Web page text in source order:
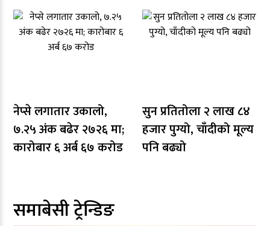
नेप्से लगातार उकालो,
७.२५ अंक बढेर २७२६ मा;
कारोबार ६ अर्ब ६७ करोड
सुन प्रतितोला २ लाख ८४
हजार पुग्यो, चाँदीको मूल्य
पनि बढ्यो
समाबेसी ट्रेन्डिङ